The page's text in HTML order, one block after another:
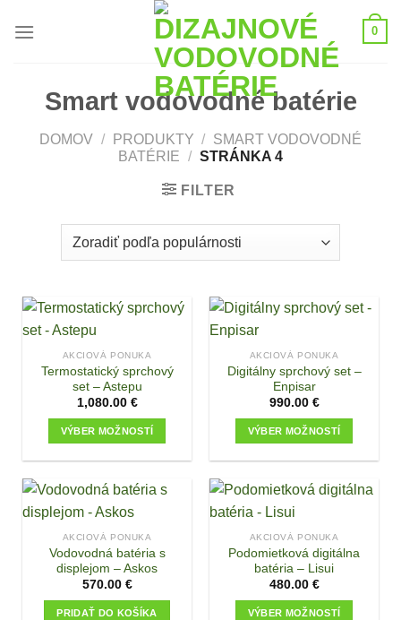
0
Smart vodovodné batérie
DOMOV / PRODUKTY / SMART VODOVODNÉ
BATÉRIE / STRÁNKA 4
FILTER
AKCIOVÁ PONUKA
Termostatický sprchový
set – Astepu
1,080.00 €
VÝBER MOŽNOSTÍ
has
multiple
The
options
may
be
AKCIOVÁ PONUKA
Digitálny sprchový set –
Enpisar
990.00 €
VÝBER MOŽNOSTÍ
has
multiple
The
options
may
be
AKCIOVÁ PONUKA
Vodovodná batéria s
displejom – Askos
570.00 €
PRIDAŤ DO KOŠÍKA
AKCIOVÁ PONUKA
Podomietková digitálna
batéria – Lisui
480.00 €
VÝBER MOŽNOSTÍ